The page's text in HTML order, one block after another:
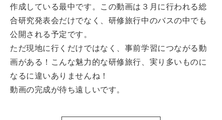
作成している最中です。この動画は３月に行われる総
合研究発表会だけでなく、研修旅行中のバスの中でも
公開される予定です。
ただ現地に行くだけではなく、事前学習につながる動
画がある！こんな魅力的な研修旅行、実り多いものに
なるに違いありませんね！
動画の完成が待ち遠しいです。